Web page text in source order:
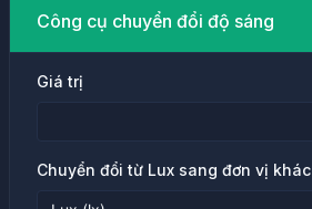
Công cụ chuyển đổi độ sáng
Giá trị
Chuyển đổi từ Lux sang đơn vị khác